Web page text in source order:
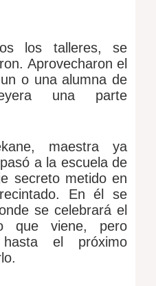
los talleres, se
Aprovecharon el
o una alumna de
una parte
maestra ya
a la escuela de
secreto metido en
En él se
se celebrará el
que viene, pero
el próximo